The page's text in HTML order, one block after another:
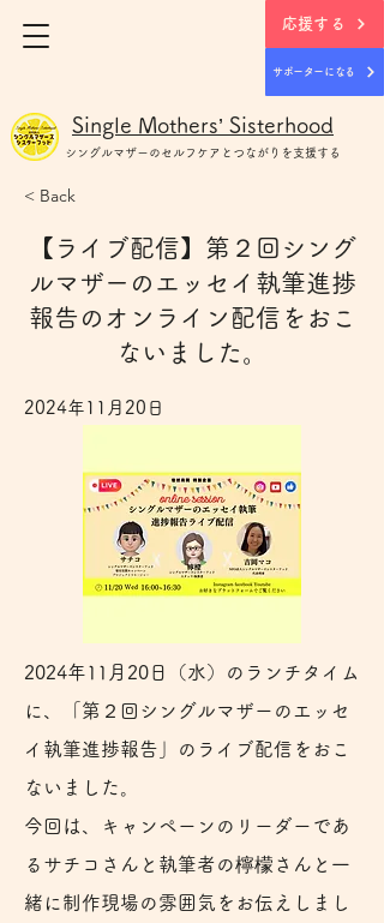
応援する
サポーターになる
Single Mothers’ Sisterhood
シングルマザー のセルフケアとつながりを支援する
< Back
【ライブ配信】第２回シング
ルマザーのエッセイ執筆進捗
報告のオンライン配信をおこ
ないました。
2024年11月20日
2024年11月20日（水）のランチタイム
に、「第２回シングルマザーのエッセ
イ執筆進捗報告」のライブ配信をおこ
ないました。
今回は、キャンペーンのリーダーであ
るサチコさんと執筆者の檸檬さんと一
緒に制作現場の雰囲気をお伝えしまし